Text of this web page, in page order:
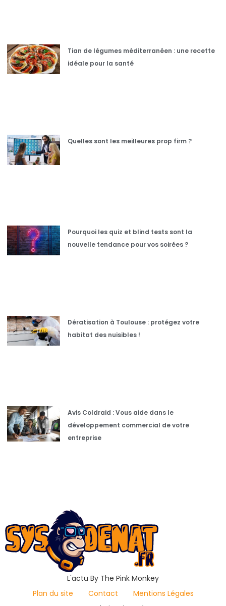
Tian de légumes méditerranéen : une recette
idéale pour la santé
Quelles sont les meilleures prop firm ?
Pourquoi les quiz et blind tests sont la
nouvelle tendance pour vos soirées ?
Dératisation à Toulouse : protégez votre
habitat des nuisibles !
Avis Coldraid : Vous aide dans le
développement commercial de votre
entreprise
L'actu By The Pink Monkey
Plan du site
Contact
Mentions Légales